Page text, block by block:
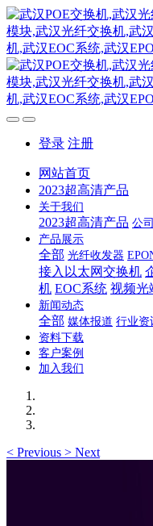
登录 注册
网站首页
2023超高清产品
关于我们
2023超高清产品 公
产品展示
全部 光纤收发器
接入以太网交换机
机 EOC系统 视频光
新闻动态
全部 媒体报道 行业资
资料下载
客户案例
加入我们
< Previous > Next